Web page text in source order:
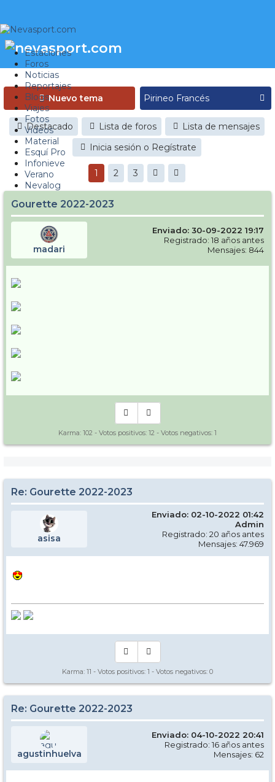
Estaciones
Foros
Noticias
Reportajes
Blogs
Viajes
Fotos
Videos
Material
Esquí Pro
Infonieve
Verano
Nevalog
Nuevo tema
Destacado Lista de foros
Lista de mensajes
Inicia sesión o Regístrate
1 2 3
Gourette 2022-2023
madari
Enviado: 30-09-2022 19:17
Registrado: 18 años antes
Mensajes: 844
Karma: 102 - Votos positivos: 12 - Votos negativos: 1
Re: Gourette 2022-2023
asisa
Enviado: 02-10-2022 01:42
Admin
Registrado: 20 años antes
Mensajes: 47.969
Karma: 11 - Votos positivos: 1 - Votos negativos: 0
Re: Gourette 2022-2023
agustinhuelva
Enviado: 04-10-2022 20:41
Registrado: 16 años antes
Mensajes: 62